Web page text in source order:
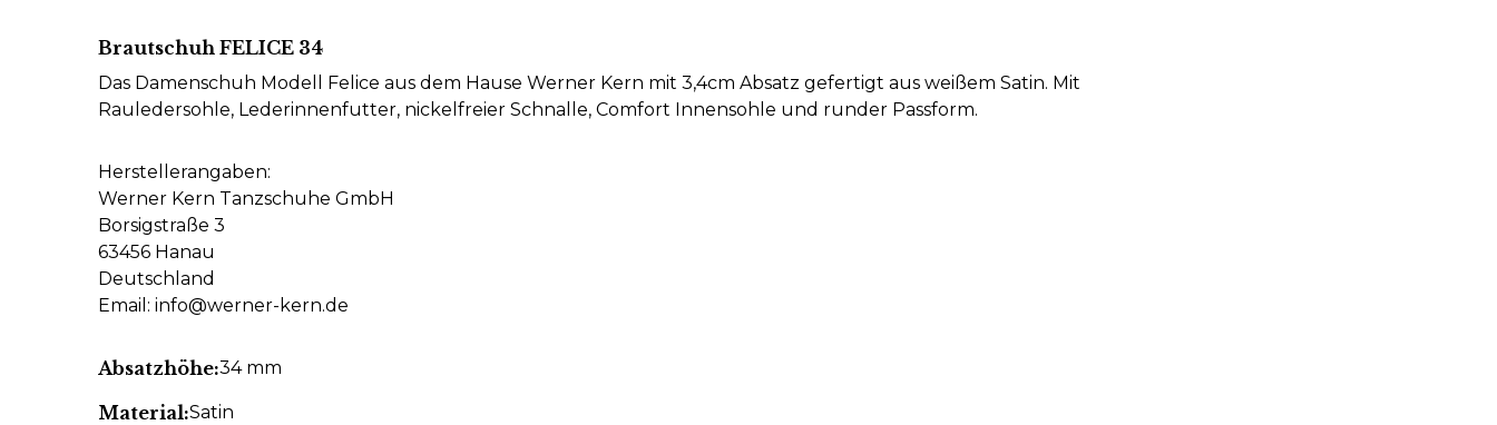
Brautschuh FELICE 34
Das Damenschuh Modell Felice aus dem Hause Werner Kern mit 3,4cm Absatz gefertigt aus weißem Satin. Mit
Rauledersohle, Lederinnenfutter, nickelfreier Schnalle, Comfort Innensohle und runder Passform.
Herstellerangaben:
Werner Kern Tanzschuhe GmbH
Borsigstraße 3
63456 Hanau
Deutschland
Email: info@werner-kern.de
Absatzhöhe:34 mm
Material:Satin